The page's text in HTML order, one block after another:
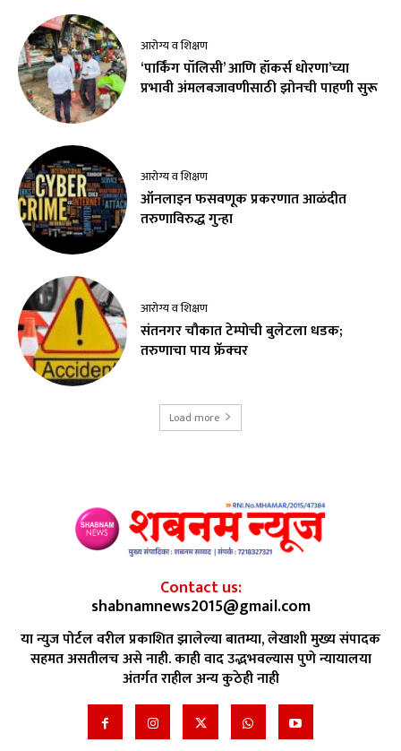
आरोग्य व शिक्षण
‘पार्किंग पॉलिसी’ आणि हॉकर्स धोरणा’च्या
प्रभावी अंमलबजावणीसाठी झोनची पाहणी सुरू
आरोग्य व शिक्षण
ऑनलाइन फसवणूक प्रकरणात आळंदीत
तरुणाविरुद्ध गुन्हा
आरोग्य व शिक्षण
संतनगर चौकात टेम्पोची बुलेटला धडक;
तरुणाचा पाय फ्रॅक्चर
Load more
Contact us:
shabnamnews2015@gmail.com
या न्युज पोर्टल वरील प्रकाशित झालेल्या बातम्या, लेखाशी मुख्य संपादक
सहमत असतीलच असे नाही. काही वाद उद्भभवल्यास पुणे न्यायालया
अंतर्गत राहील अन्य कुठेही नाही